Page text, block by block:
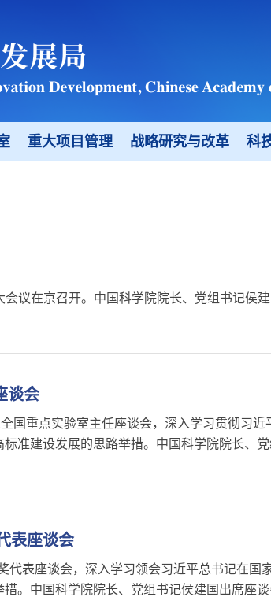
重大项目管理 战略研究与改革 科
议在京召开。中国科学院院长、党组书记侯
谈会
国重点实验室主任座谈会，深入学习贯彻习
准建设发展的思路举措。中国科学院院长、
表座谈会
表座谈会，深入学习领会习近平总书记在
。中国科学院院长、党组书记侯建国出席座